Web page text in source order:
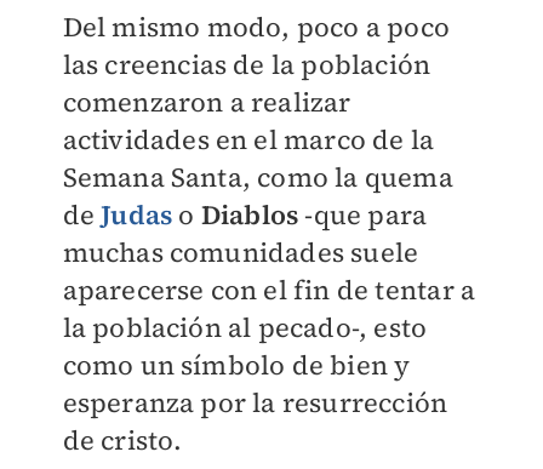
Del mismo modo, poco a poco
las creencias de la población
comenzaron a realizar
actividades en el marco de la
Semana Santa, como la quema
deJudas o Diablos-que para
muchas comunidades suele
aparecerse con el fin de tentar a
la población al pecado-, esto
como un símbolo de bien y
esperanza por la resurrección
de cristo.